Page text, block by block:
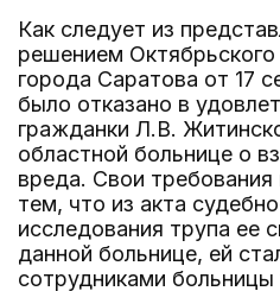
Как следует из
решением Октябрьского
города Саратова от 17
было отказано в
гражданки Л.В.
областной больнице о
вреда. Свои
тем, что из акта
исследования трупа ее
данной больнице, ей
сотрудниками больницы